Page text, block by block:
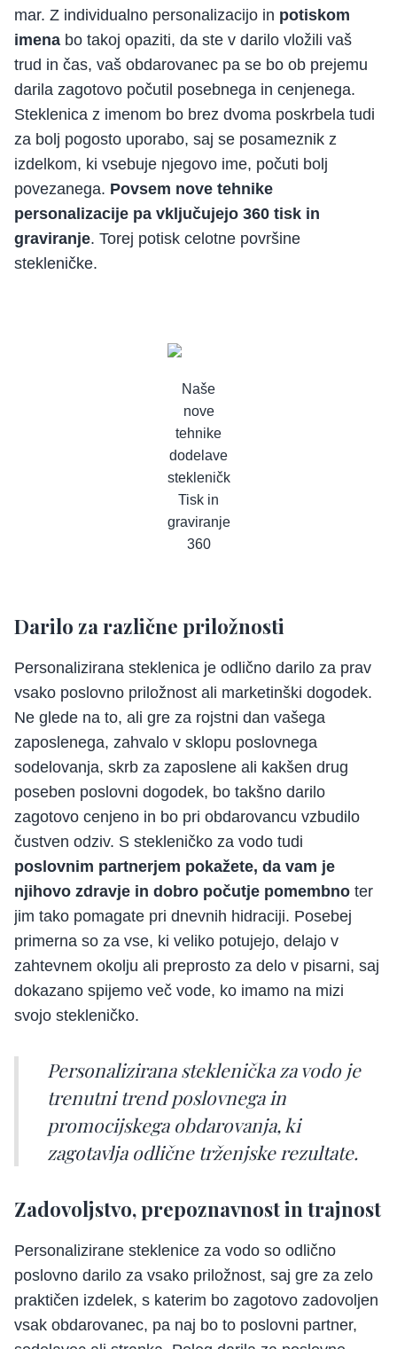
mar. Z individualno personalizacijo in potiskom
imena bo takoj opaziti, da ste v darilo vložili vaš
trud in čas, vaš obdarovanec pa se bo ob prejemu
darila zagotovo počutil posebnega in cenjenega.
Steklenica z imenom bo brez dvoma poskrbela tudi
za bolj pogosto uporabo, saj se posameznik z
izdelkom, ki vsebuje njegovo ime, počuti bolj
povezanega. Povsem nove tehnike
personalizacije pa vključujejo 360 tisk in
graviranje. Torej potisk celotne površine
stekleničke.
Naše
nove
tehnike
dodelave
stekleničk
Tisk in
graviranje
360
Darilo za različne priložnosti
Personalizirana steklenica je odlično darilo za prav
vsako poslovno priložnost ali marketinški dogodek.
Ne glede na to, ali gre za rojstni dan vašega
zaposlenega, zahvalo v sklopu poslovnega
sodelovanja, skrb za zaposlene ali kakšen drug
poseben poslovni dogodek, bo takšno darilo
zagotovo cenjeno in bo pri obdarovancu vzbudilo
čustven odziv. S stekleničko za vodo tudi
poslovnim partnerjem pokažete, da vam je
njihovo zdravje in dobro počutje pomembno ter
jim tako pomagate pri dnevnih hidraciji. Posebej
primerna so za vse, ki veliko potujejo, delajo v
zahtevnem okolju ali preprosto za delo v pisarni, saj
dokazano spijemo več vode, ko imamo na mizi
svojo stekleničko.
Personalizirana steklenička za vodo je
trenutni trend poslovnega in
promocijskega obdarovanja, ki
zagotavlja odlične trženjske rezultate.
Zadovoljstvo, prepoznavnost in trajnost
Personalizirane steklenice za vodo so odlično
poslovno darilo za vsako priložnost, saj gre za zelo
praktičen izdelek, s katerim bo zagotovo zadovoljen
vsak obdarovanec, pa naj bo to poslovni partner,